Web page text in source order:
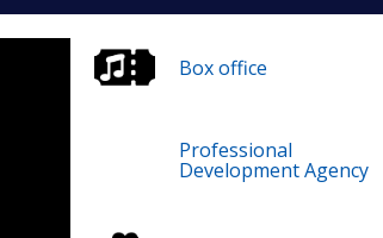
Box office
Professional
Development Agency